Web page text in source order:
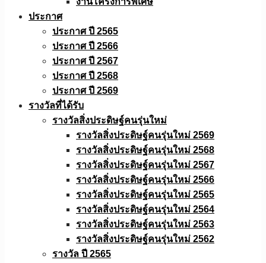
ประกาศ
ประกาศ ปี 2565
ประกาศ ปี 2566
ประกาศ ปี 2567
ประกาศ ปี 2568
ประกาศ ปี 2569
รางวัลที่ได้รับ
รางวัลสิ่งประดิษฐ์คนรุ่นใหม่
รางวัลสิ่งประดิษฐ์คนรุ่นใหม่ 2569
รางวัลสิ่งประดิษฐ์คนรุ่นใหม่ 2568
รางวัลสิ่งประดิษฐ์คนรุ่นใหม่ 2567
รางวัลสิ่งประดิษฐ์คนรุ่นใหม่ 2566
รางวัลสิ่งประดิษฐ์คนรุ่นใหม่ 2565
รางวัลสิ่งประดิษฐ์คนรุ่นใหม่ 2564
รางวัลสิ่งประดิษฐ์คนรุ่นใหม่ 2563
รางวัลสิ่งประดิษฐ์คนรุ่นใหม่ 2562
รางวัล ปี 2565